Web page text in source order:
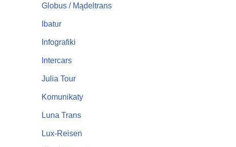
Globus / Mądeltrans
Ibatur
Infografiki
Intercars
Julia Tour
Komunikaty
Luna Trans
Lux-Reisen